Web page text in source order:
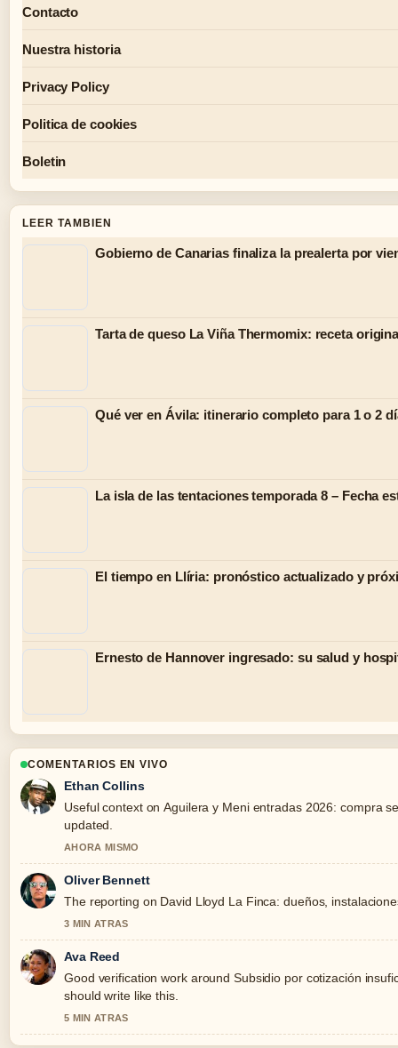
Contacto
Nuestra historia
Privacy Policy
Politica de cookies
Boletin
LEER TAMBIEN
Gobierno de Canarias finaliza la prealerta por
Tarta de queso La Viña Thermomix: receta
Qué ver en Ávila: itinerario completo para 1 o 2
La isla de las tentaciones temporada 8 – Fecha
El tiempo en Llíria: pronóstico actualizado y
Ernesto de Hannover ingresado: su salud y
COMENTARIOS EN VIVO
Ethan Collins
Useful context on Aguilera y Meni entradas 2026: compra
updated.
AHORA MISMO
Oliver Bennett
The reporting on David Lloyd La Finca: dueños,
3 MIN ATRAS
Ava Reed
Good verification work around Subsidio por cotización
should write like this.
5 MIN ATRAS